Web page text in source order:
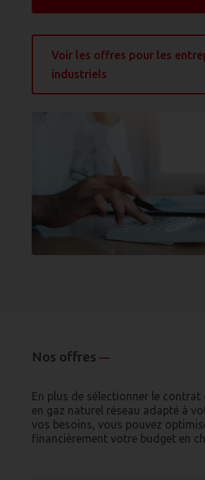
Voir les offres pour les
industriels
Nos offres —
En plus de sélectionner le
en gaz naturel réseau adapté à
vos besoins, vous pouvez
financièrement votre budget en